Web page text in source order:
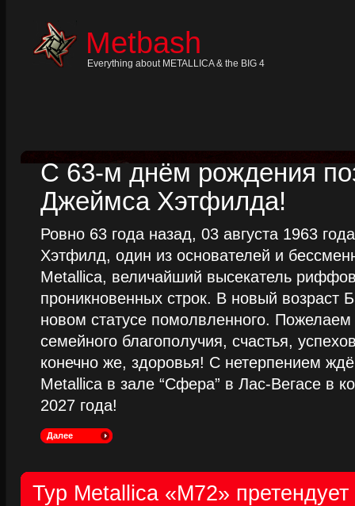
Metbash
Everything about METALLICA & the BIG 4
С 63-м днём рождения
Джеймса Хэтфилда!
Ровно 63 года назад, 03 августа 1963
Хэтфилд, один из основателей и
Metallica, величайший высекатель
проникновенных строк. В новый возраст
новом статусе помолвленного.
семейного благополучия, счастья,
конечно же, здоровья! С нетерпением
Metallica в зале “Сфера” в Лас-Вегасе в
2027 года!
Далее
Тур Metallica «M72» претендует